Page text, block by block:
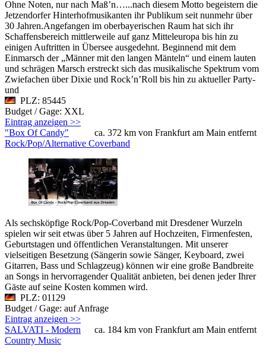
Ohne Noten, nur nach Maß’n…...nach diesem Motto begeistern die
Jetzendorfer Hinterhofmusikanten ihr Publikum seit nunmehr über
30 Jahren.Angefangen im oberbayerischen Raum hat sich ihr
Schaffensbereich mittlerweile auf ganz Mitteleuropa bis hin zu
einigen Auftritten in Übersee ausgedehnt. Beginnend mit dem
Einmarsch der „Männer mit den langen Mänteln“ und einem lauten
und schrägen Marsch erstreckt sich das musikalische Spektrum vom
Zwiefachen über Dixie und Rock’n’Roll bis hin zu aktueller Party-
und
PLZ: 85445
Budget / Gage: XXL
Eintrag anzeigen >>
ca. 372 km von Frankfurt am Main entfernt
"Box Of Candy"
Rock/Pop/Alternative Coverband
Als sechsköpfige Rock/Pop-Coverband mit Dresdener Wurzeln
spielen wir seit etwas über 5 Jahren auf Hochzeiten, Firmenfesten,
Geburtstagen und öffentlichen Veranstaltungen. Mit unserer
vielseitigen Besetzung (Sängerin sowie Sänger, Keyboard, zwei
Gitarren, Bass und Schlagzeug) können wir eine große Bandbreite
an Songs in hervorragender Qualität anbieten, bei denen jeder Ihrer
Gäste auf seine Kosten kommen wird.
PLZ: 01129
Budget / Gage: auf Anfrage
Eintrag anzeigen >>
ca. 184 km von Frankfurt am Main entfernt
SALVATI - Modern
Country Music